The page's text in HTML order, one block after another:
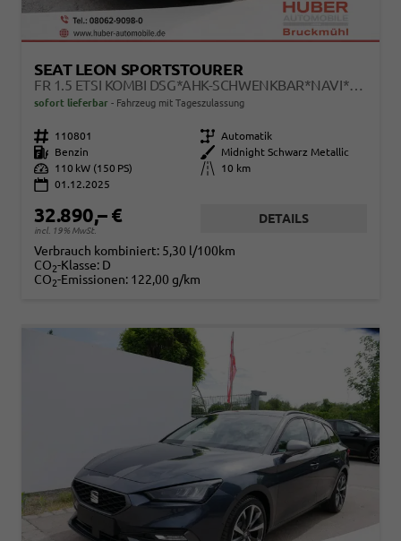
SEAT LEON SPORTSTOURER
FR 1.5 ETSI KOMBI DSG*AHK-SCHWENKBAR*NAVI*TEMPOMAT*3-ZONE KILMAAUTOMATIK
sofort lieferbar Fahrzeug mit Tageszulassung
Fahrzeugnr. 110801 Getriebe Automatik
Kraftstoff
Benzin Außenfarbe
Midnight Schwarz Metallic
Leistung
110 kW (150 PS) Kilometerstand
10 km
01.12.2025
32.890,– €
incl. 19% MwSt.
DETAILS
Verbrauch kombiniert: 5,30 l/100km
CO2-Klasse: D
CO2-Emissionen: 122,00 g/km